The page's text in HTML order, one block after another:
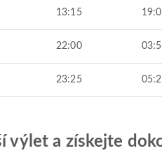
13:15
22:00
23:25
výlet a získejte